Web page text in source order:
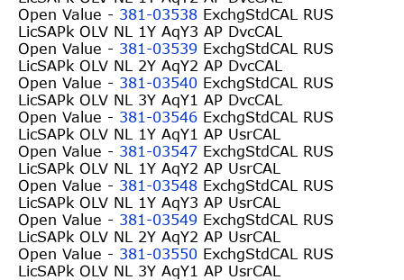
Open Value - 381-03538 ExchgStdCAL RUS
LicSAPk OLV NL 1Y AqY3 AP DvcCAL
Open Value - 381-03539 ExchgStdCAL RUS
LicSAPk OLV NL 2Y AqY2 AP DvcCAL
Open Value - 381-03540 ExchgStdCAL RUS
LicSAPk OLV NL 3Y AqY1 AP DvcCAL
Open Value - 381-03546 ExchgStdCAL RUS
LicSAPk OLV NL 1Y AqY1 AP UsrCAL
Open Value - 381-03547 ExchgStdCAL RUS
LicSAPk OLV NL 1Y AqY2 AP UsrCAL
Open Value - 381-03548 ExchgStdCAL RUS
LicSAPk OLV NL 1Y AqY3 AP UsrCAL
Open Value - 381-03549 ExchgStdCAL RUS
LicSAPk OLV NL 2Y AqY2 AP UsrCAL
Open Value - 381-03550 ExchgStdCAL RUS
LicSAPk OLV NL 3Y AqY1 AP UsrCAL